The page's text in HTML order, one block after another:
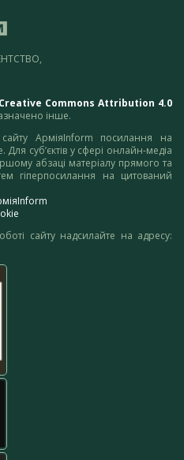
Creative Commons Attribution 4.0
інше.
АрміяInform посилання на
Для суб’єктів у сфері онлайн-медіа
абзаці матеріалу прямого та
гіперпосилання на цитований
сайту надсилайте на адресу: